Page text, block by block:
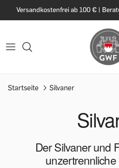
Versandkostenfrei ab 100 € |
Startseite Silvaner
Der Silvaner und